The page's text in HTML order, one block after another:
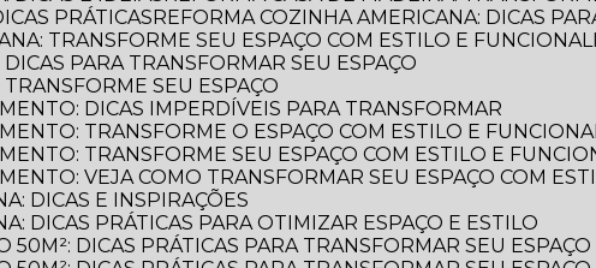
PRÁTICAS
REFORMA COZINHA AMERICANA: DICAS
TRANSFORME SEU ESPAÇO COM ESTILO E
PARA TRANSFORMAR SEU ESPAÇO
SEU ESPAÇO
DICAS IMPERDÍVEIS PARA TRANSFORMAR
TRANSFORME O ESPAÇO COM ESTILO E
TRANSFORME SEU ESPAÇO COM ESTILO E
VEJA COMO TRANSFORMAR SEU ESPAÇO COM
DICAS E INSPIRAÇÕES
DICAS PRÁTICAS PARA OTIMIZAR ESPAÇO E ESTILO
50M²: DICAS PRÁTICAS PARA TRANSFORMAR SEU ESPAÇO